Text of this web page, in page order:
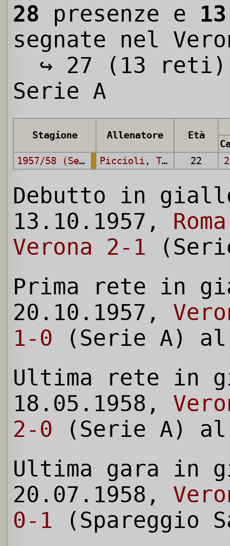
28 presenze e 13
segnate nel
↪ 27 (13
Serie A
Stagione Allenatore Età
1957/58 (Serie A) Piccioli, Tavellin 22
Debutto in
13.10.1957,
Verona 2-1
Prima rete in
20.10.1957,
1-0 (Serie A) al
Ultima rete in
18.05.1958,
2-0 (Serie A) al
Ultima gara in
20.07.1958,
0-1 (Spareggio